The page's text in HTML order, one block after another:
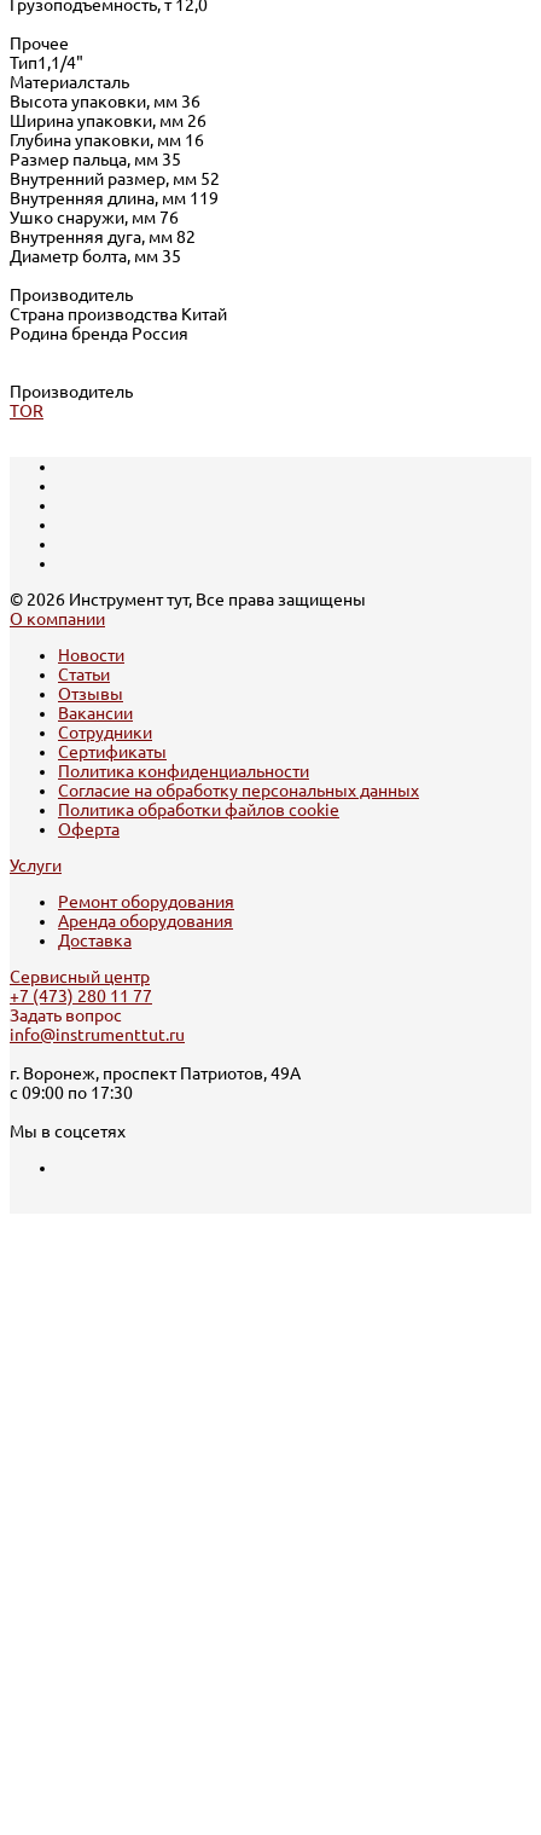
Грузоподъемность, т 12,0
Прочее
Тип1,1/4"
Материалсталь
Высота упаковки, мм 36
Ширина упаковки, мм 26
Глубина упаковки, мм 16
Размер пальца, мм 35
Внутренний размер, мм 52
Внутренняя длина, мм 119
Ушко снаружи, мм 76
Внутренняя дуга, мм 82
Диаметр болта, мм 35
Производитель
Страна производства Китай
Родина бренда Россия
Производитель
TOR
© 2026 Инструмент тут, Все права защищены
О компании
Новости
Статьи
Отзывы
Вакансии
Сотрудники
Сертификаты
Политика конфиденциальности
Согласие на обработку персональных данных
Политика обработки файлов cookie
Оферта
Услуги
Ремонт оборудования
Аренда оборудования
Доставка
Сервисный центр
+7 (473) 280 11 77
Задать вопрос
info@instrumenttut.ru
г. Воронеж, проспект Патриотов, 49А
с 09:00 по 17:30
Мы в соцсетях